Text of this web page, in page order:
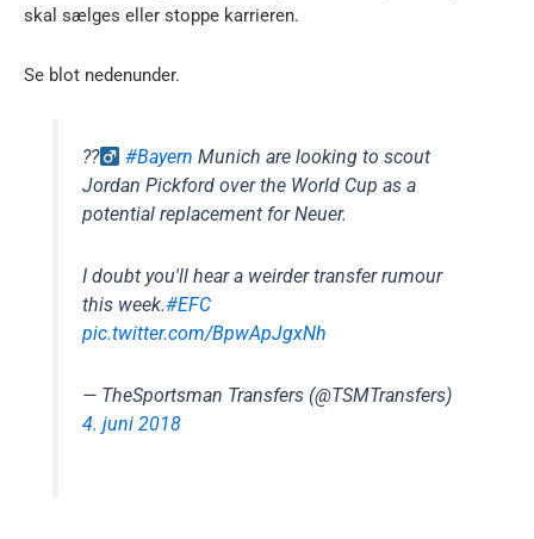
skal sælges eller stoppe karrieren.
Se blot nedenunder.
??‍ #Bayern Munich are looking to scout
Jordan Pickford over the World Cup as a
potential replacement for Neuer.
I doubt you'll hear a weirder transfer rumour
this week.#EFC
pic.twitter.com/BpwApJgxNh
— TheSportsman Transfers (@TSMTransfers)
4. juni 2018